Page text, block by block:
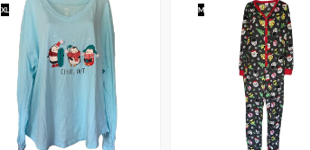
XL M